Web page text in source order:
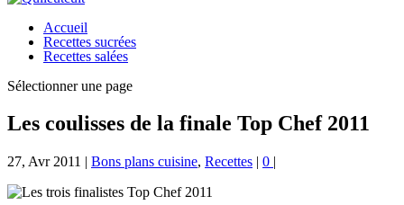
Accueil
Recettes sucrées
Recettes salées
Sélectionner une page
Les coulisses de la finale Top Chef 2011
27, Avr 2011 | Bons plans cuisine, Recettes | 0 |